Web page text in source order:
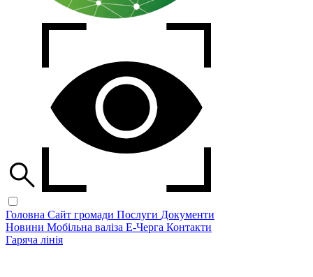
Головна Сайт громади Послуги Документи
Новини Мобільна валіза Е-Черга Контакти
Гаряча лінія